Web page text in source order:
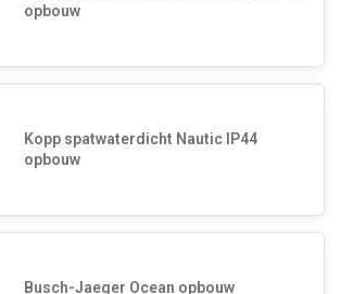
opbouw
Kopp spatwaterdicht Nautic IP44
opbouw
Busch-Jaeger Ocean opbouw